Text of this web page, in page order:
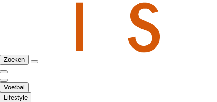
Zoeken
Voetbal
Lifestyle